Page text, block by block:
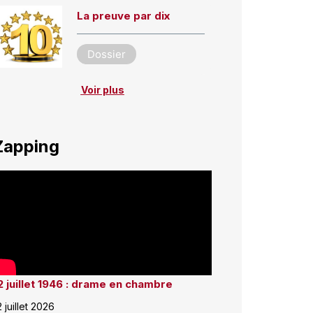
La preuve par dix
Dossier
Voir plus
juillet 1946 : drame en chambre
juillet 2026